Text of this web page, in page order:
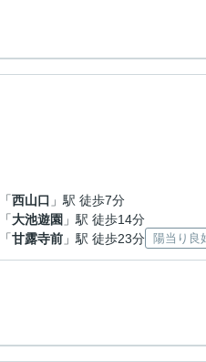
「西山口 」駅 徒歩7分
「大池遊園 」駅 徒歩14分
「甘露寺前 」駅 徒歩23分 陽当り良